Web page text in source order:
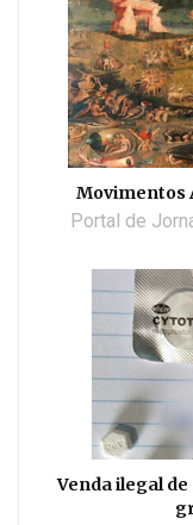
Movimentos
Portal de
Venda ilegal